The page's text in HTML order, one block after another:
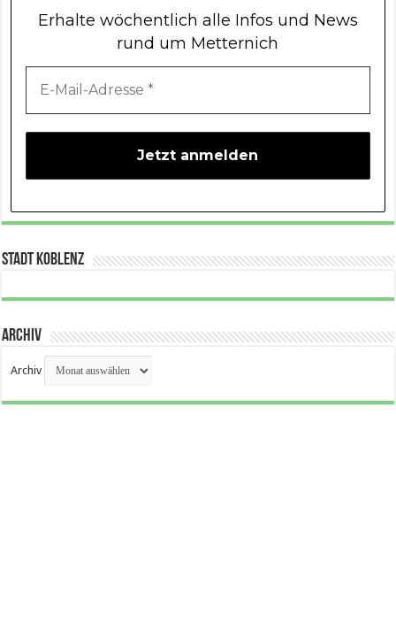
Erhalte wöchentlich alle Infos und News
rund um Metternich
Stadt Koblenz
Archiv
Archiv